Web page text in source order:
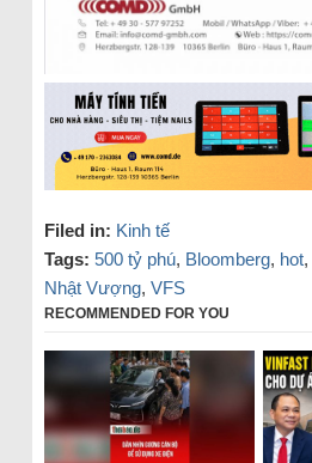
Filed in: Kinh tế
Tags: 500 tỷ phú, Bloomberg, hot,
Nhật Vượng, VFS
RECOMMENDED FOR YOU